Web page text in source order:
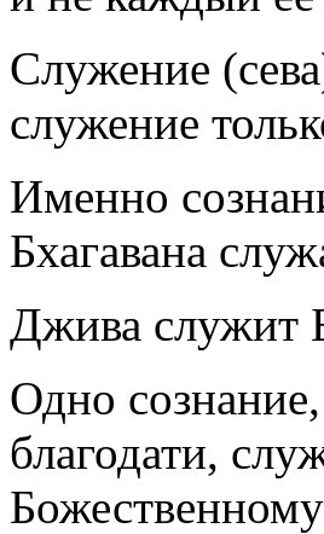
Служение
служение
Именно
Бхагавана
Джива служит
Одно
благодати,